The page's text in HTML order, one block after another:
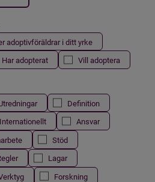
adoptivföräldrar i ditt yrke
Har adopterat Vill adoptera
Definition
Internationellt
Ansvar
Stöd
Lagar
Forskning